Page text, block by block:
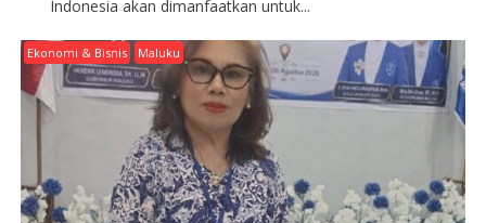
Indonesia akan dimanfaatkan untuk...
Ekonomi & Bisnis Maluku